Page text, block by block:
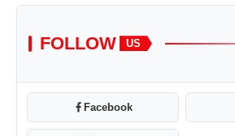
FOLLOW US
Facebook